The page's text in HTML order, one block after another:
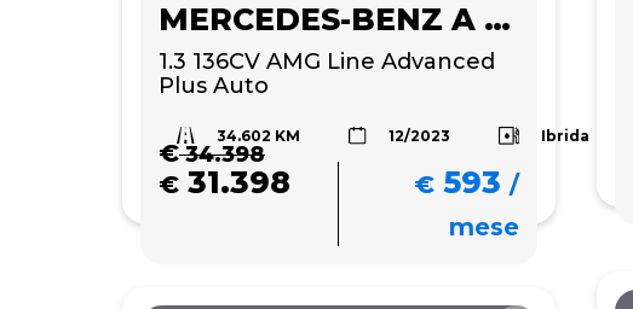
MERCEDES-BENZ A 180
1.3 136CV AMG Line Advanced
Plus Auto
34.602 KM 12/2023 Ibrida
€34.398
€ 31.398 € 593 /
mese